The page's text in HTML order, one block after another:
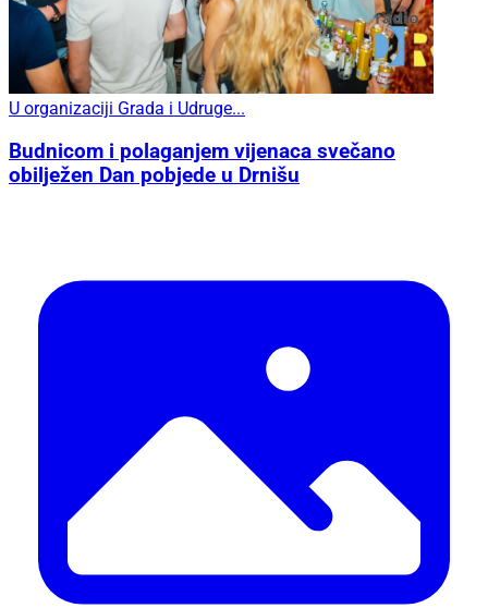
U organizaciji Grada i Udruge...
Budnicom i polaganjem vijenaca svečano
obilježen Dan pobjede u Drnišu